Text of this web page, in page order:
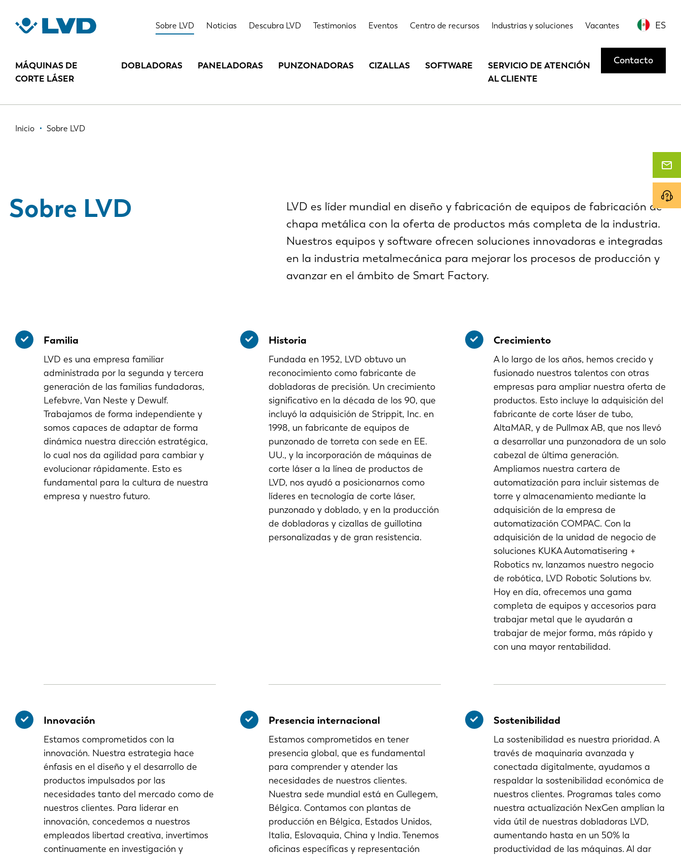
contenido
Sobre LVD Noticias Descubra LVD Testimonios Eventos Centro de recursos Industrias y soluciones Vacantes ES
MÁQUINAS DE
CORTE LÁSER
DOBLADORAS PANELADORAS PUNZONADORAS CIZALLAS SOFTWARE
SERVICIO DE ATENCIÓN
AL CLIENTE
Contacto
Ruta
Inicio Sobre LVD
Sobre LVD
LVD es líder mundial en diseño y fabricación de equipos de fabricación de
chapa metálica con la oferta de productos más completa de la industria.
Nuestros equipos y software ofrecen soluciones innovadoras e integradas
en la industria metalmecánica para mejorar los procesos de producción y
avanzar en el ámbito de Smart Factory.
Familia
LVD es una empresa familiar
administrada por la segunda y tercera
generación de las familias fundadoras,
Lefebvre, Van Neste y Dewulf.
Trabajamos de forma independiente y
somos capaces de adaptar de forma
dinámica nuestra dirección estratégica,
lo cual nos da agilidad para cambiar y
evolucionar rápidamente. Esto es
fundamental para la cultura de nuestra
empresa y nuestro futuro.
Historia
Fundada en 1952, LVD obtuvo un
reconocimiento como fabricante de
dobladoras de precisión. Un crecimiento
significativo en la década de los 90, que
incluyó la adquisición de Strippit, Inc. en
1998, un fabricante de equipos de
punzonado de torreta con sede en EE.
UU., y la incorporación de máquinas de
corte láser a la línea de productos de
LVD, nos ayudó a posicionarnos como
líderes en tecnología de corte láser,
punzonado y doblado, y en la producción
de dobladoras y cizallas de guillotina
personalizadas y de gran resistencia.
Crecimiento
A lo largo de los años, hemos crecido y
fusionado nuestros talentos con otras
empresas para ampliar nuestra oferta de
productos. Esto incluye la adquisición del
fabricante de corte láser de tubo,
AltaMAR, y de Pullmax AB, que nos llevó
a desarrollar una punzonadora de un solo
cabezal de última generación.
Ampliamos nuestra cartera de
automatización para incluir sistemas de
torre y almacenamiento mediante la
adquisición de la empresa de
automatización COMPAC. Con la
adquisición de la unidad de negocio de
soluciones KUKA Automatisering +
Robotics nv, lanzamos nuestro negocio
de robótica, LVD Robotic Solutions bv.
Hoy en día, ofrecemos una gama
completa de equipos y accesorios para
trabajar metal que le ayudarán a
trabajar de mejor forma, más rápido y
con una mayor rentabilidad.
Innovación
Estamos comprometidos con la
innovación. Nuestra estrategia hace
énfasis en el diseño y el desarrollo de
productos impulsados por las
necesidades tanto del mercado como de
nuestros clientes. Para liderar en
innovación, concedemos a nuestros
empleados libertad creativa, invertimos
continuamente en investigación y
Presencia internacional
Estamos comprometidos en tener
presencia global, que es fundamental
para comprender y atender las
necesidades de nuestros clientes.
Nuestra sede mundial está en Gullegem,
Bélgica. Contamos con plantas de
producción en Bélgica, Estados Unidos,
Italia, Eslovaquia, China y India. Tenemos
oficinas específicas y representación
Sostenibilidad
La sostenibilidad es nuestra prioridad. A
través de maquinaria avanzada y
conectada digitalmente, ayudamos a
respaldar la sostenibilidad económica de
nuestros clientes. Programas tales como
nuestra actualización NexGen amplían la
vida útil de nuestras dobladoras LVD,
aumentando hasta en un 50% la
productividad de las máquinas. Al dar